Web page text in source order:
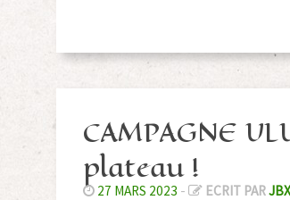
CAMPAGNE
plateau !
27 MARS 2023 - ECRIT PARJBX